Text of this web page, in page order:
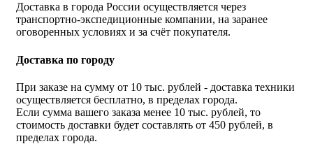
Доставка в города России осуществляется через
транспортно-экспедиционные компании, на заранее
оговоренных условиях и за счёт покупателя.
Доставка по городу
При заказе на сумму от 10 тыс. рублей - доставка техники
осуществляется бесплатно, в пределах города.
Если сумма вашего заказа менее 10 тыс. рублей, то
стоимость доставки будет составлять от 450 рублей, в
пределах города.